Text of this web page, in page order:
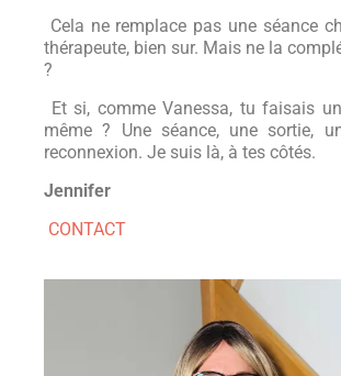
Cela ne remplace pas une séance
thérapeute, bien sur. Mais ne la
?
Et si, comme Vanessa, tu faisais
même ? Une séance, une sortie,
reconnexion. Je suis là, à tes côtés.
Jennifer
CONTACT